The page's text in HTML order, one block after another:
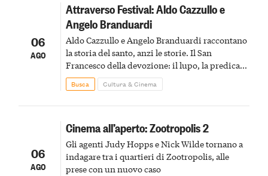
06
AGO
Attraverso Festival: Aldo Cazzullo e
Angelo Branduardi
Aldo Cazzullo e Angelo Branduardi raccontano
la storia del santo, anzi le storie. Il San
Francesco della devozione: il lupo, la predica
agli uccelli, le stimmate
Busca Cultura & Cinema
06
AGO
Cinema all’aperto: Zootropolis 2
Gli agenti Judy Hopps e Nick Wilde tornano a
indagare tra i quartieri di Zootropolis, alle
prese con un nuovo caso